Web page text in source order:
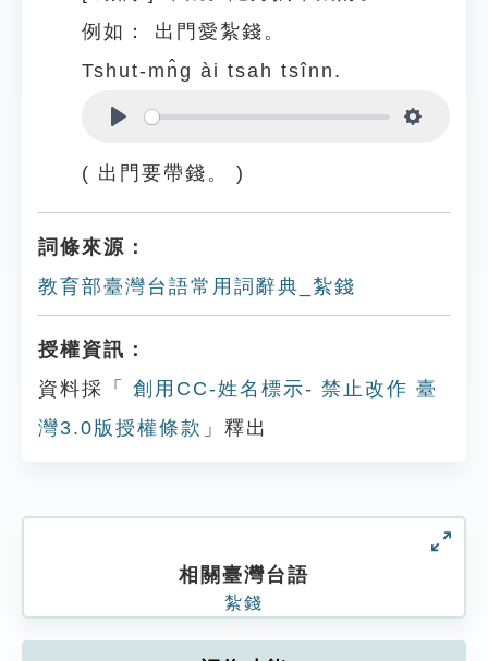
例如：
出門愛紮錢。
Tshut-mn̂g ài tsah tsînn.
( 出門要帶錢。 )
詞條來源：
教育部臺灣台語常用詞辭典_紮錢
授權資訊：
資料採「
創用CC-姓名標示- 禁止改作 臺
灣3.0版授權條款 」釋出
相關臺灣台語
紮錢